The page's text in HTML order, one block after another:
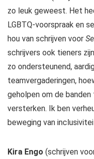
zo leuk geweest. Het
LGBTQ-voorspraak en
hou van schrijven voor
schrijvers ook tieners
zo ondersteunend,
teamvergaderingen,
geholpen om de
versterken. Ik ben
beweging van
Kira Engo (schrijven